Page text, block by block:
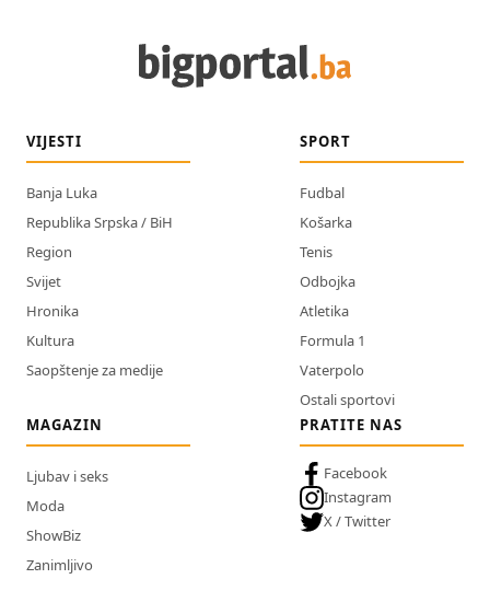
VIJESTI
Banja Luka
Republika Srpska / BiH
Region
Svijet
Hronika
Kultura
Saopštenje za medije
SPORT
Fudbal
Košarka
Tenis
Odbojka
Atletika
Formula 1
Vaterpolo
Ostali sportovi
MAGAZIN
Ljubav i seks
Moda
ShowBiz
Zanimljivo
PRATITE NAS
Facebook
Instagram
X / Twitter